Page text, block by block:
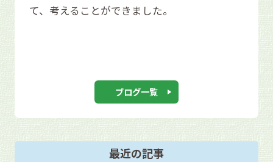
て、考えることができました。
ブログ一覧
最近の記事